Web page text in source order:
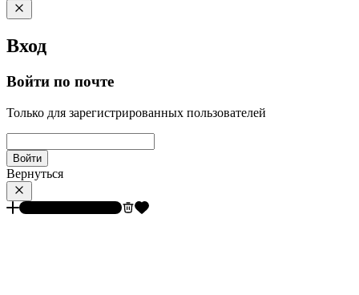
Вход
Войти по почте
Только для зарегистрированных пользователей
Войти
Вернуться